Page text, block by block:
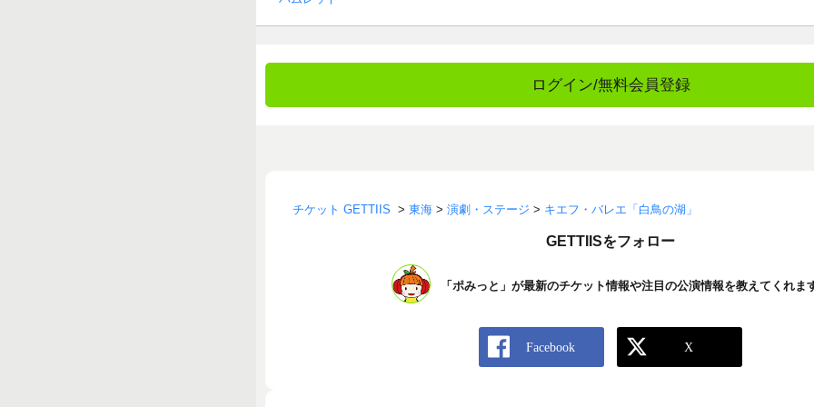
ログイン/無料会員登録
チケット GETTIIS > 東海 > 演劇・ステージ > キエフ・バレエ「白鳥の湖」
GETTIISをフォロー
「ポみっと」が最新のチケット情報や注目の公演情報を教えてくれま